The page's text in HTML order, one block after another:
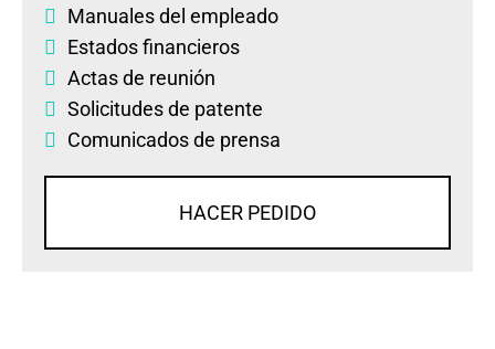
Manuales del empleado
Estados financieros
Actas de reunión
Solicitudes de patente
Comunicados de prensa
HACER PEDIDO